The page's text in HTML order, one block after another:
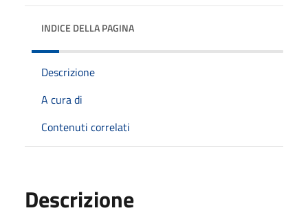
INDICE DELLA PAGINA
Descrizione
A cura di
Contenuti correlati
Descrizione